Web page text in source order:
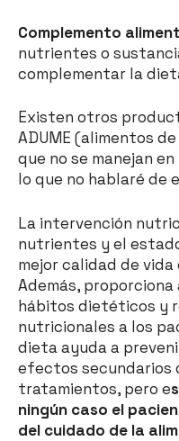
Complemento
nutrientes o
complementar la
Existen otros
ADUME (alimentos
que no se manejan
lo que no hablaré de
La intervención
nutrientes y el
mejor calidad de
Además,
hábitos dietéticos y
nutricionales a los
dieta ayuda a
efectos secundarios
tratamientos, pero e
ningún caso el
del cuidado de la